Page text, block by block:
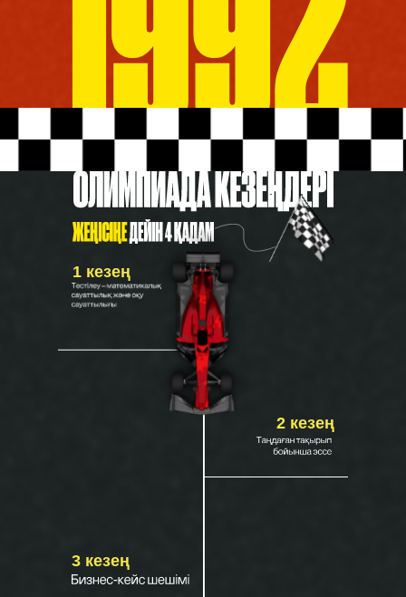
3 кезең
2 кезең
1 кезең